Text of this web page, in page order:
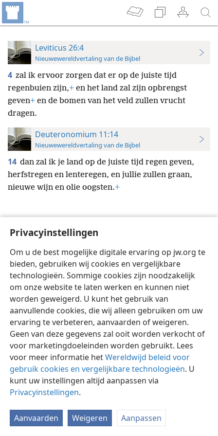
Privacyinstellingen
Om u de best mogelijke digitale ervaring op jw.org te
bieden, gebruiken wij cookies en vergelijkbare
technologieën. Sommige cookies zijn noodzakelijk
om onze website te laten werken en kunnen niet
worden geweigerd. U kunt het gebruik van
aanvullende cookies, die wij alleen gebruiken om uw
ervaring te verbeteren, aanvaarden of weigeren.
Geen van deze gegevens zal ooit worden verkocht of
voor marketingdoeleinden worden gebruikt. Lees
voor meer informatie hetWereldwijd beleid voor
gebruik cookies en vergelijkbare technologieën. U
kunt uw instellingen altijd aanpassen via
Privacyinstellingen.
Aanvaarden Weigeren Aanpassen
Leviticus 26:4
Nieuwewereldvertaling van de Bijbel
4 zal ik ervoor zorgen dat er op de juiste tijd
regenbuien zijn,+ en het land zal zijn opbrengst
geven+ en de bomen van het veld zullen vrucht
dragen.
Deuteronomium 11:14
Nieuwewereldvertaling van de Bijbel
14 dan zal ik je land op de juiste tijd regen geven,
herfstregen en lenteregen, en jullie zullen graan,
nieuwe wijn en olie oogsten.+
Nederlands Instellingen
Copyright © 2026 Watch Tower Bible and Tract Society of Pennsylvania
Gebruiksvoorwaarden Privacybeleid
JW.ORG
Inloggen